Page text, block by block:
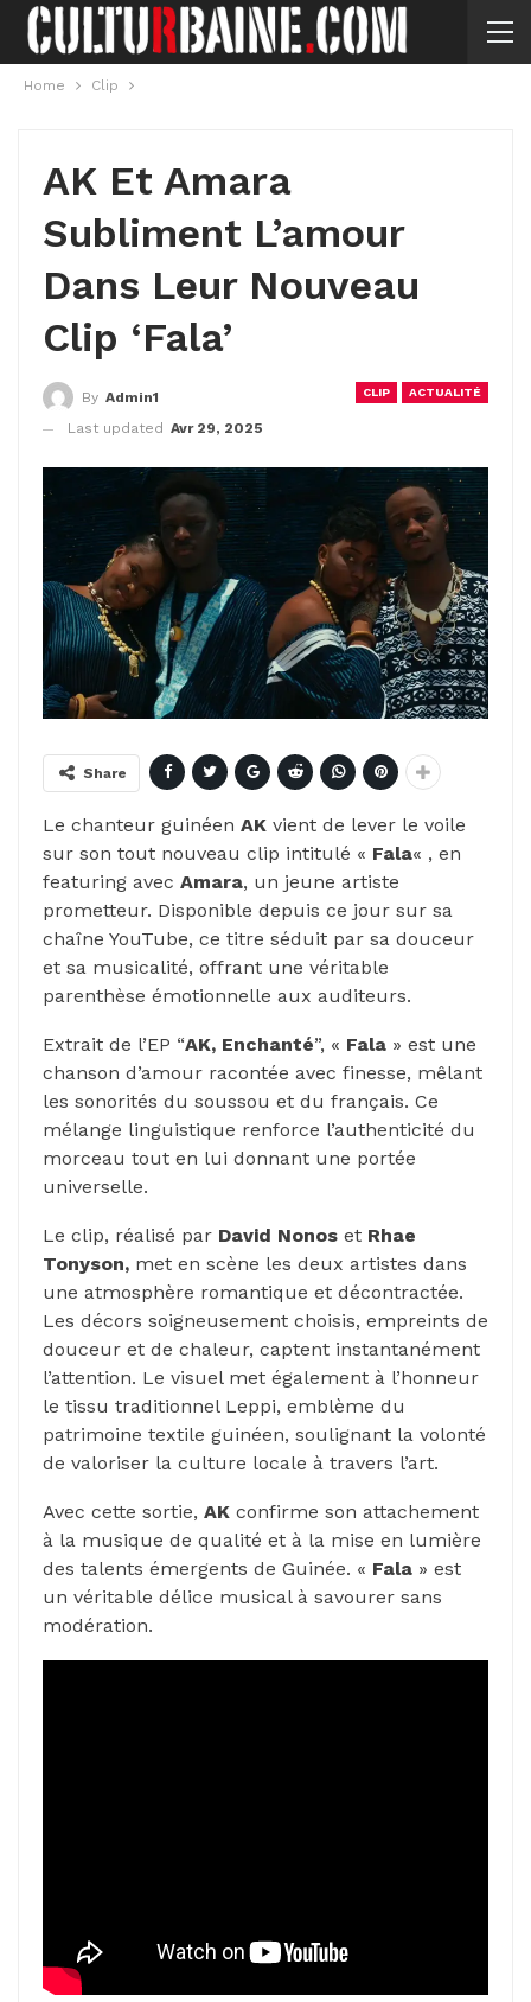
Home Clip
AK Et Amara
Subliment L’amour
Dans Leur Nouveau
Clip ‘Fala’
CLIP ACTUALITÉ
By Admin1
Last updated Avr 29, 2025
Share
Le chanteur guinéen AK vient de lever le voile
sur son tout nouveau clip intitulé « Fala« , en
featuring avec Amara, un jeune artiste
prometteur. Disponible depuis ce jour sur sa
chaîne YouTube, ce titre séduit par sa douceur
et sa musicalité, offrant une véritable
parenthèse émotionnelle aux auditeurs.
Extrait de l’EP “AK, Enchanté”, « Fala » est une
chanson d’amour racontée avec finesse, mêlant
les sonorités du soussou et du français. Ce
mélange linguistique renforce l’authenticité du
morceau tout en lui donnant une portée
universelle.
Le clip, réalisé par David Nonos et Rhae
Tonyson, met en scène les deux artistes dans
une atmosphère romantique et décontractée.
Les décors soigneusement choisis, empreints de
douceur et de chaleur, captent instantanément
l’attention. Le visuel met également à l’honneur
le tissu traditionnel Leppi, emblème du
patrimoine textile guinéen, soulignant la volonté
de valoriser la culture locale à travers l’art.
Avec cette sortie, AK confirme son attachement
à la musique de qualité et à la mise en lumière
des talents émergents de Guinée. « Fala » est
un véritable délice musical à savourer sans
modération.